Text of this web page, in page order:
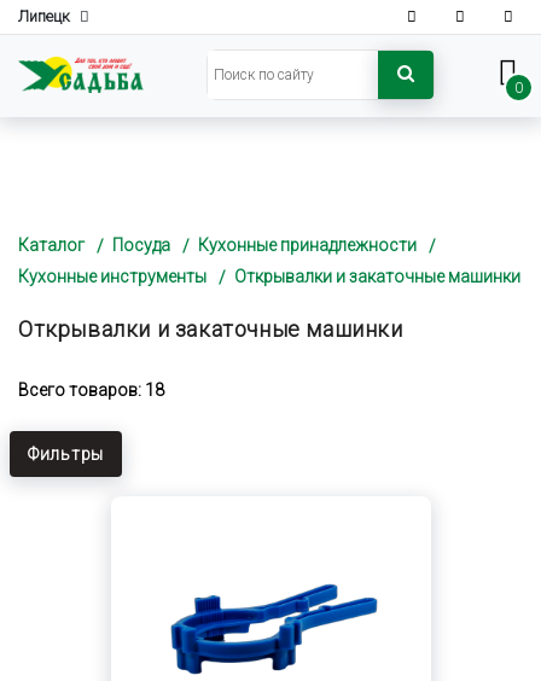
Липецк
0
Каталог Посуда
Кухонные принадлежности
Кухонные инструменты
Открывалки и закаточные машинки
Открывалки и закаточные машинки
Всего товаров: 18
Фильтры